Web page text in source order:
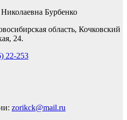
Бурбенко
область, Кочковский
24.
22-253
zorikck@mail.ru